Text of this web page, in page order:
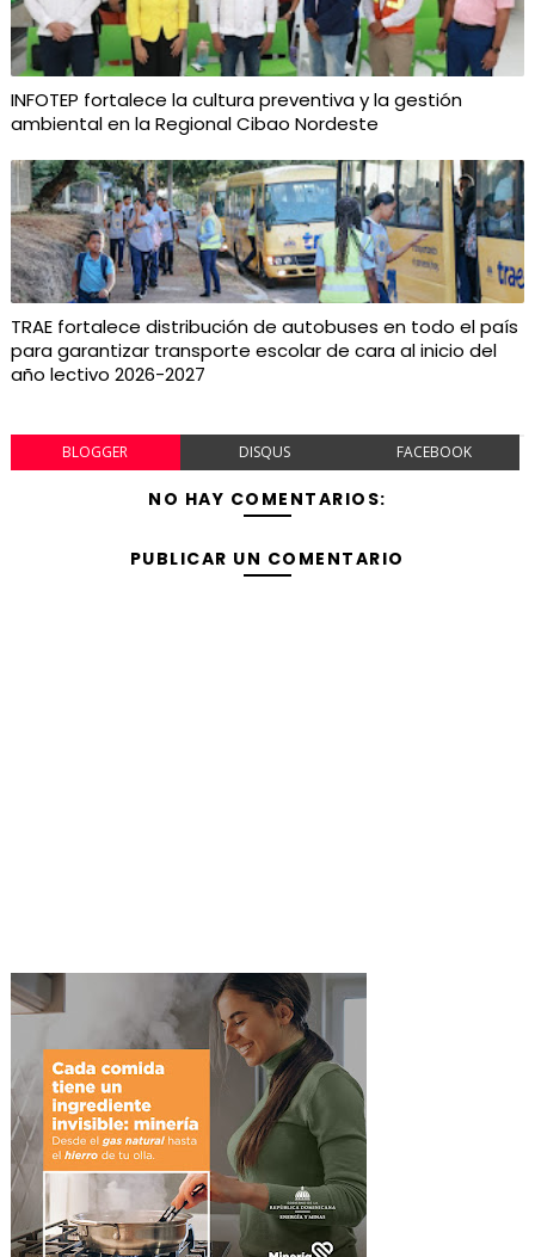
INFOTEP fortalece la cultura preventiva y la gestión
ambiental en la Regional Cibao Nordeste
TRAE fortalece distribución de autobuses en todo el país
para garantizar transporte escolar de cara al inicio del
año lectivo 2026-2027
BLOGGER DISQUS FACEBOOK
NO HAY COMENTARIOS:
PUBLICAR UN COMENTARIO